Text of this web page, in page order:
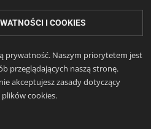
I COOKIES
prywatność. Naszym priorytetem jest
przeglądających naszą stronę.
akceptujesz zasady dotyczący
cookies.